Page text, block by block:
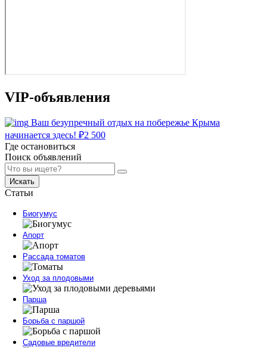
VIP-объявления
Ваш безупречный отдых на побережье Крыма
начинается здесь! ₽2 500
Где остановиться
Поиск объявлений
Искать
Статьи
Биогумус
Апорт
Рассада томатов
Уход за плодовыми
Парша
Борьба с паршой
Садовые вредители